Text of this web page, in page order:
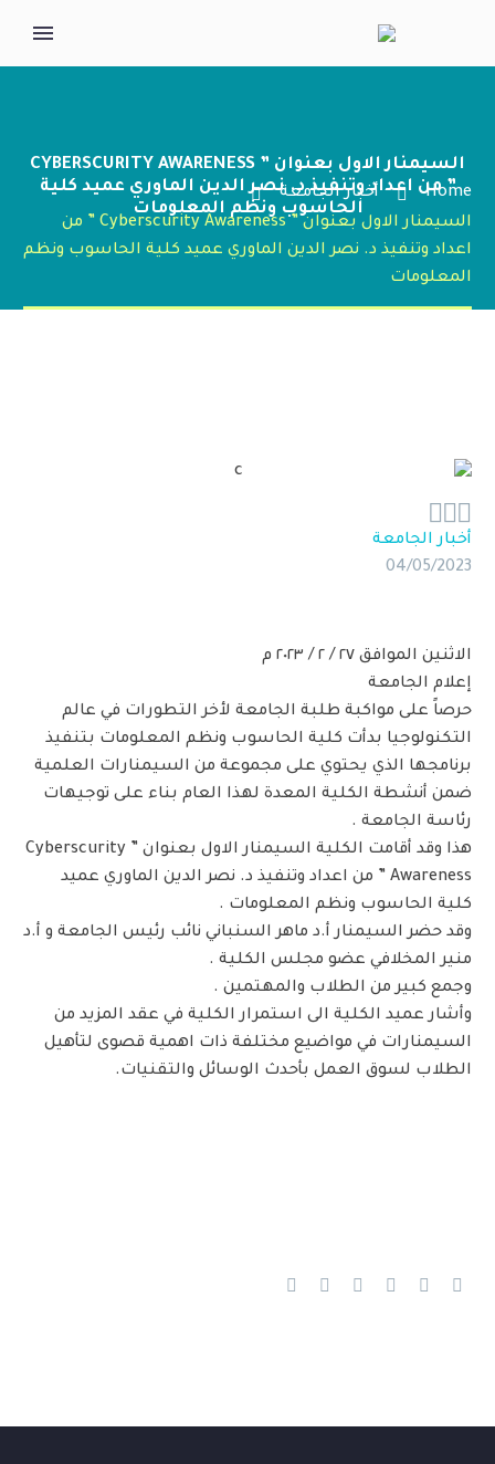
السيمنار الاول بعنوان ” CYBERSCURITY AWARENESS
” من اعداد وتنفيذ د. نصر الدين الماوري عميد كلية
الحاسوب ونظم المعلومات
Home
أخبار الجامعة
السيمنار الاول بعنوان ” Cyberscurity Awareness ” من
اعداد وتنفيذ د. نصر الدين الماوري عميد كلية الحاسوب ونظم
المعلومات

أخبار الجامعة
04/05/2023
الاثنين الموافق ٢٧ / ٢ / ٢٠٢٣ م
إعلام الجامعة
حرصاً على مواكبة طلبة الجامعة لأخر التطورات في عالم
التكنولوجيا بدأت كلية الحاسوب ونظم المعلومات بتنفيذ
برنامجها الذي يحتوي على مجموعة من السيمنارات العلمية
ضمن أنشطة الكلية المعدة لهذا العام بناء على توجيهات
رئاسة الجامعة .
هذا وقد أقامت الكلية السيمنار الاول بعنوان ” Cyberscurity
Awareness ” من اعداد وتنفيذ د. نصر الدين الماوري عميد
كلية الحاسوب ونظم المعلومات .
وقد حضر السيمنار أ.د ماهر السنباني نائب رئيس الجامعة و أ.د
منير المخلافي عضو مجلس الكلية .
وجمع كبير من الطلاب والمهتمين .
وأشار عميد الكلية الى استمرار الكلية في عقد المزيد من
السيمنارات في مواضيع مختلفة ذات اهمية قصوى لتأهيل
الطلاب لسوق العمل بأحدث الوسائل والتقنيات.